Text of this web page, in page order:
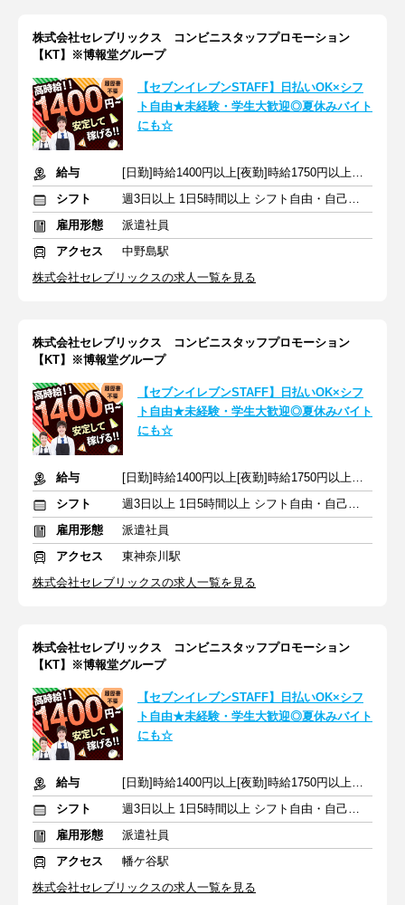
株式会社セレブリックス コンビニスタッフプロモーション
【KT】※博報堂グループ
【セブンイレブンSTAFF】日払いOK×シフ
ト自由★未経験・学生大歓迎◎夏休みバイト
にも☆
給与
[日勤]時給1400円以上[夜勤]時給1750円以上＋交通費
シフト
週3日以上 1日5時間以上 シフト自由・自己申告
雇用形態
派遣社員
アクセス
中野島駅
株式会社セレブリックスの求人一覧を見る
株式会社セレブリックス コンビニスタッフプロモーション
【KT】※博報堂グループ
【セブンイレブンSTAFF】日払いOK×シフ
ト自由★未経験・学生大歓迎◎夏休みバイト
にも☆
給与
[日勤]時給1400円以上[夜勤]時給1750円以上＋交通費
シフト
週3日以上 1日5時間以上 シフト自由・自己申告
雇用形態
派遣社員
アクセス
東神奈川駅
株式会社セレブリックスの求人一覧を見る
株式会社セレブリックス コンビニスタッフプロモーション
【KT】※博報堂グループ
【セブンイレブンSTAFF】日払いOK×シフ
ト自由★未経験・学生大歓迎◎夏休みバイト
にも☆
給与
[日勤]時給1400円以上[夜勤]時給1750円以上＋交通費
シフト
週3日以上 1日5時間以上 シフト自由・自己申告
雇用形態
派遣社員
アクセス
幡ケ谷駅
株式会社セレブリックスの求人一覧を見る